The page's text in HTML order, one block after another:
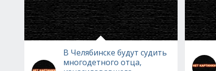
В Челябинске будут судить
многодетного отца,